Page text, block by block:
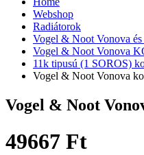
Webshop
Radiátorok
Vogel & Noot Vonova
Vogel & Noot Vonova
11k tipusú (1 SOROS)
Vogel & Noot Vonova
Vogel & Noot
49667 Ft